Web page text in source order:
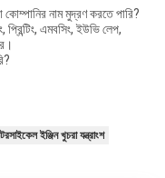
নাম মুদ্রণ করতে পারি?
এমবসিং, ইউভি লেপ,
ইঞ্জিন খুচরা যন্ত্রাংশ